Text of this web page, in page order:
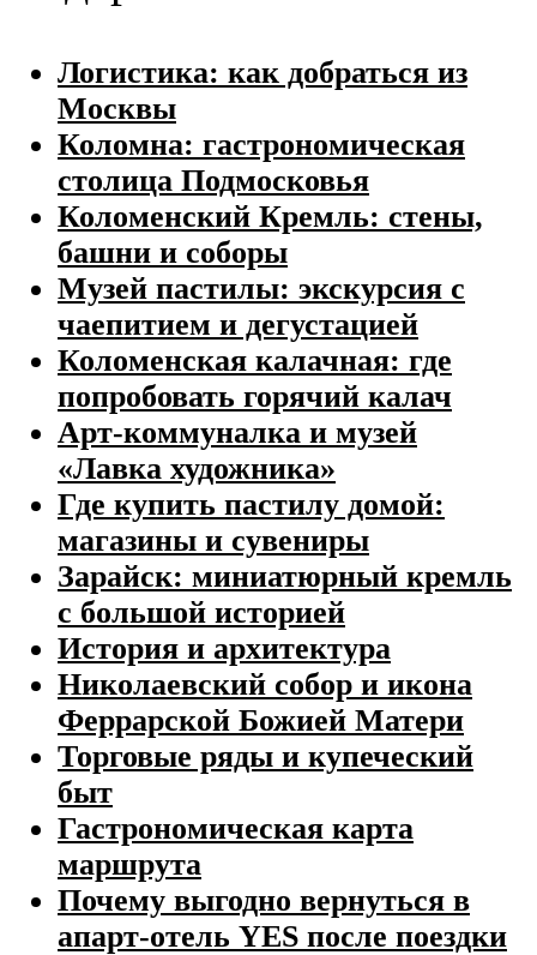
Логистика: как добраться из
Москвы
Коломна: гастрономическая
столица Подмосковья
Коломенский Кремль: стены,
башни и соборы
Музей пастилы: экскурсия с
чаепитием и дегустацией
Коломенская калачная: где
попробовать горячий калач
Арт-коммуналка и музей
«Лавка художника»
Где купить пастилу домой:
магазины и сувениры
Зарайск: миниатюрный кремль
с большой историей
История и архитектура
Николаевский собор и икона
Феррарской Божией Матери
Торговые ряды и купеческий
быт
Гастрономическая карта
маршрута
Почему выгодно вернуться в
апарт-отель YES после поездки